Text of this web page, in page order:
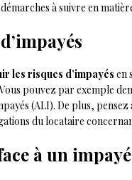
à suivre en
les risques d’impayés en
pouvez par exemple
(ALI). De plus,
du locataire
à un impayé